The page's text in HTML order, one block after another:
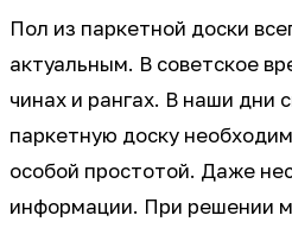
Пол из паркетной доски
актуальным. В советское
чинах и рангах. В наши дни
паркетную доску
особой простотой. Даже
информации. При решении